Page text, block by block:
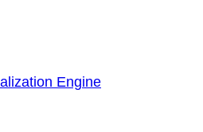
Engine